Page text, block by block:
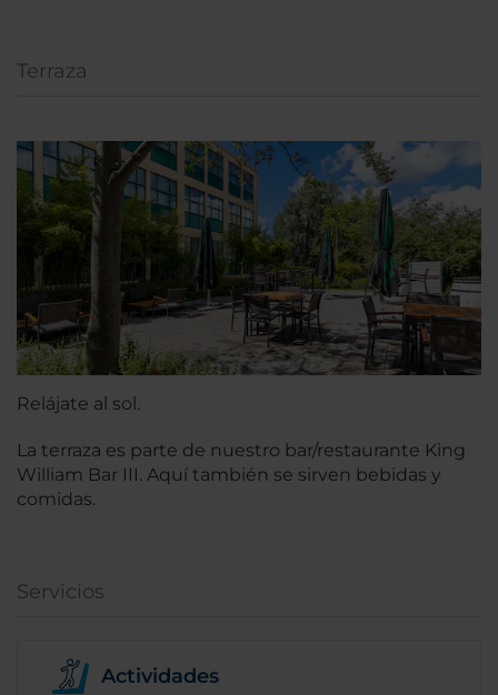
Terraza
Relájate al sol.
La terraza es parte de nuestro bar/restaurante King
William Bar III. Aquí también se sirven bebidas y
comidas.
Servicios
Actividades